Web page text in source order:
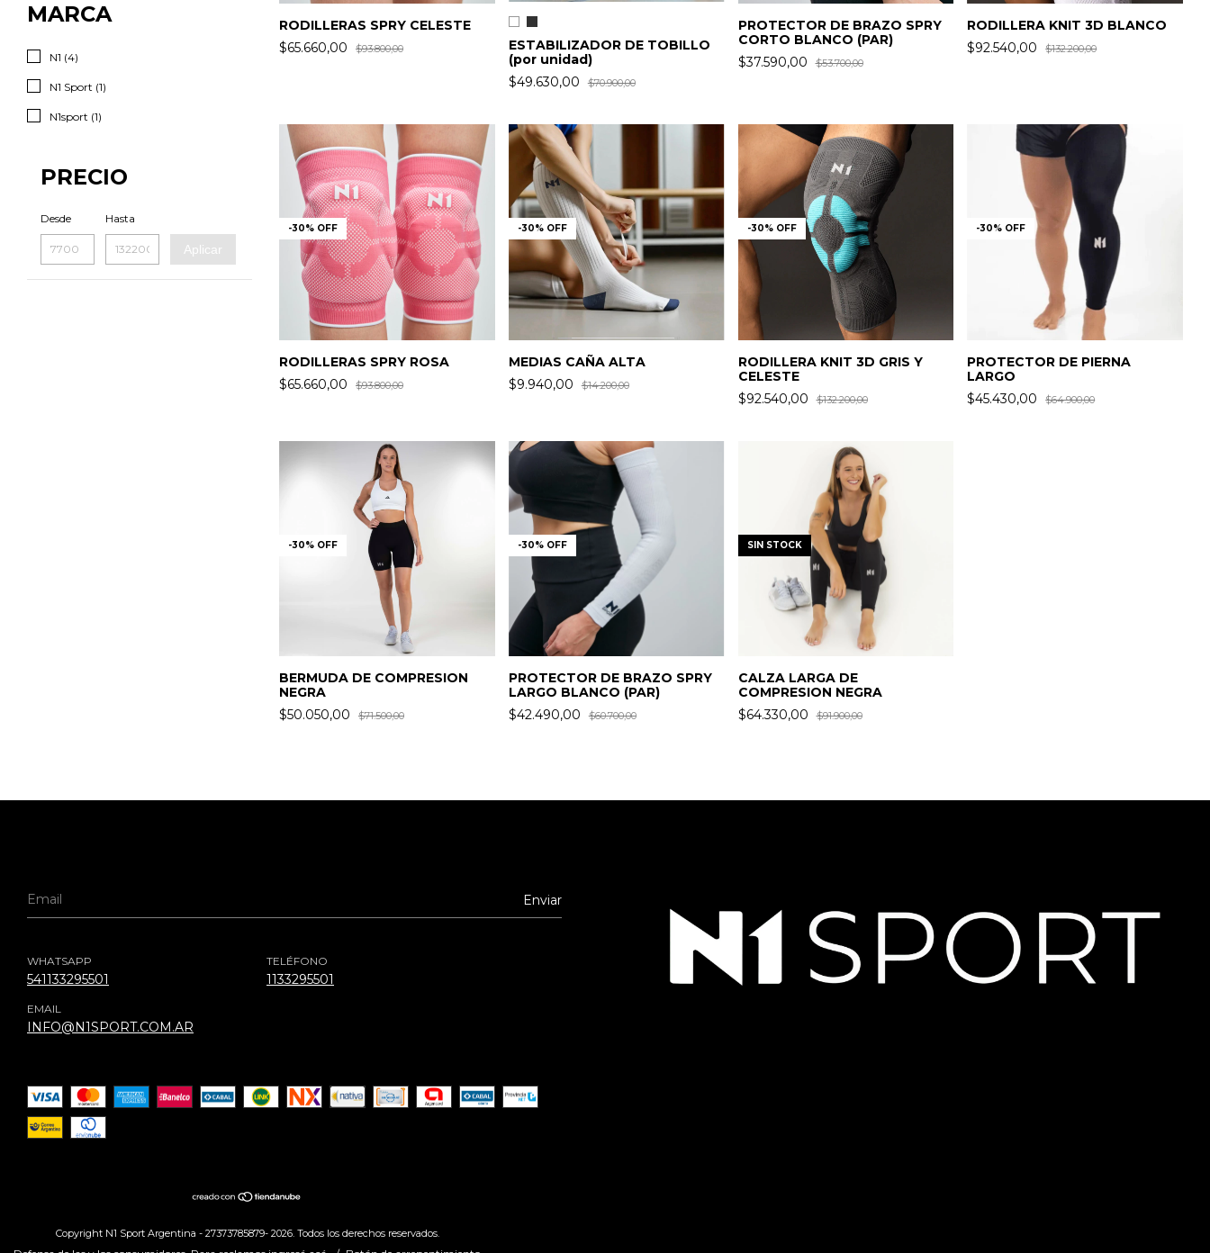
MARCA
N1 (4)
N1 Sport (1)
N1sport (1)
PRECIO
Desde Hasta
Aplicar
RODILLERAS SPRY CELESTE
$65.660,00
$93.800,00
ESTABILIZADOR DE TOBILLO
(por unidad)
$49.630,00
$70.900,00
PROTECTOR DE BRAZO SPRY
CORTO BLANCO (PAR)
$37.590,00
$53.700,00
RODILLERA KNIT 3D BLANCO
$92.540,00
$132.200,00
-30% OFF
RODILLERAS SPRY ROSA
$65.660,00
$93.800,00
-30% OFF
MEDIAS CAÑA ALTA
$9.940,00
$14.200,00
-30% OFF
RODILLERA KNIT 3D GRIS Y
CELESTE
$92.540,00
$132.200,00
-30% OFF
PROTECTOR DE PIERNA
LARGO
$45.430,00
$64.900,00
-30% OFF
BERMUDA DE COMPRESION
NEGRA
$50.050,00
$71.500,00
-30% OFF
PROTECTOR DE BRAZO SPRY
LARGO BLANCO (PAR)
$42.490,00
$60.700,00
SIN STOCK
CALZA LARGA DE
COMPRESION NEGRA
$64.330,00
$91.900,00
WHATSAPP
541133295501
TELÉFONO
1133295501
EMAIL
INFO@N1SPORT.COM.AR